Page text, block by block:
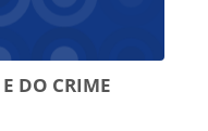
DO CRIME